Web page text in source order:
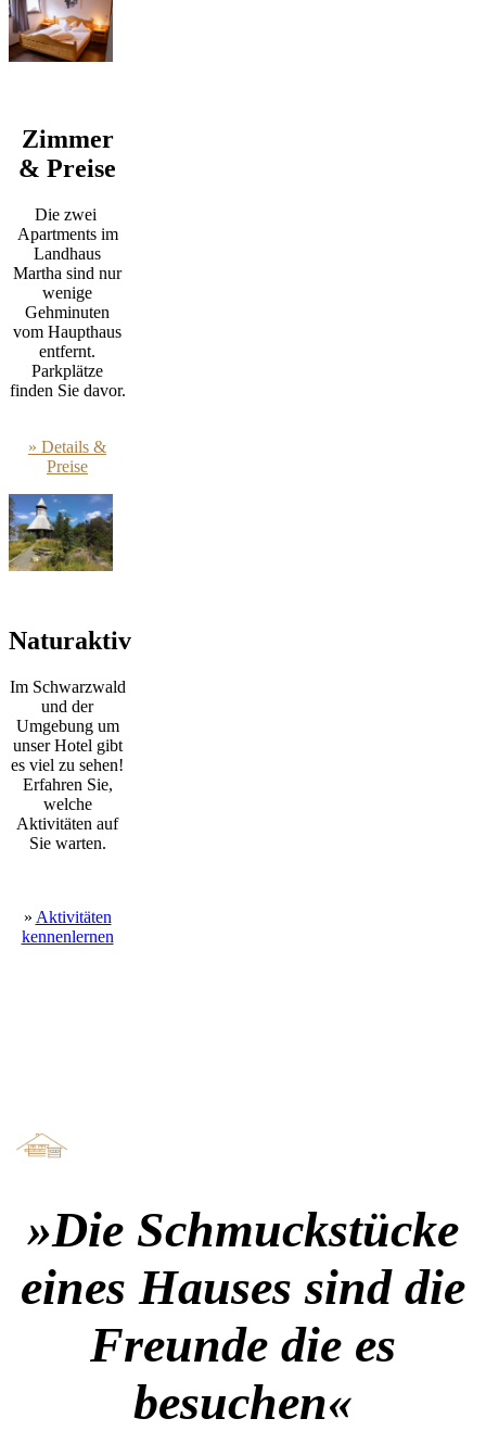
Zimmer
& Preise
Die zwei
Apartments im
Landhaus
Martha sind nur
wenige
Gehminuten
vom Haupthaus
entfernt.
Parkplätze
finden Sie davor.
» Details &
Preise
Naturaktiv
Im Schwarzwald
und der
Umgebung um
unser Hotel gibt
es viel zu sehen!
Erfahren Sie,
welche
Aktivitäten auf
Sie warten.
» Aktivitäten
kennenlernen
»Die Schmuckstücke
eines Hauses sind die
Freunde die es
besuchen«